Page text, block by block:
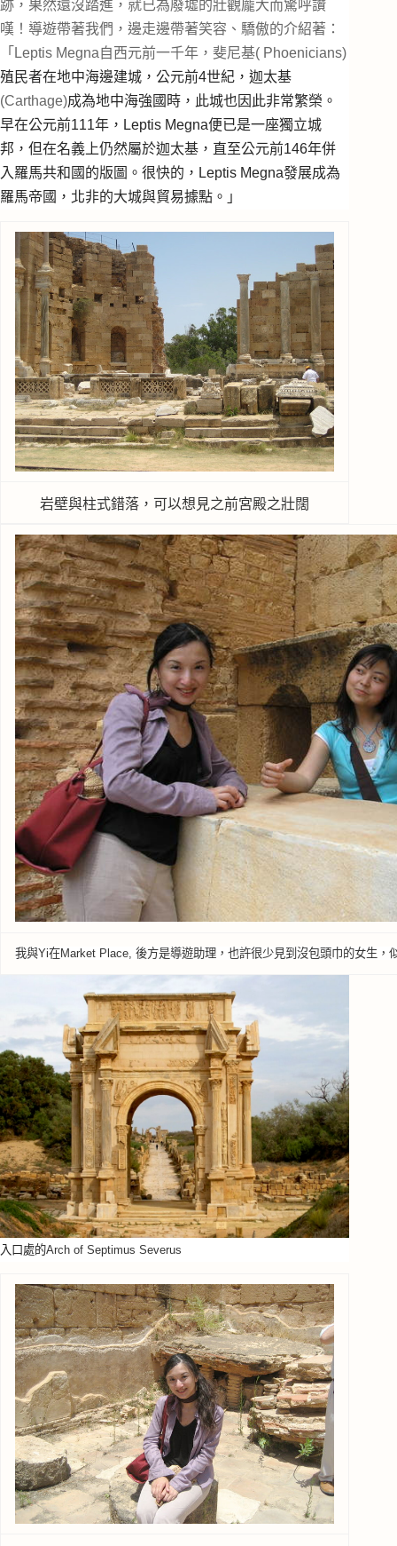
跡，果然還沒踏進，就已為廢墟的壯觀龐大而驚呼讚
嘆！導遊帶著我們，邊走邊帶著笑容、驕傲的介紹著：
「Leptis Megna自西元前一千年，斐尼基( Phoenicians)
殖民者在地中海邊建城， 公元前4世紀，迦太基
(Carthage)成為地中海強國時，此城也因此非常繁榮。
早在公元前111年，Leptis Megna便已是一座獨立城
邦，但在名義上仍然屬於迦太基，直至公元前146年併
入羅馬共和國的版圖。 很快的，Leptis Megna發展成為
羅馬帝國，北非的大城與貿易據點。 」
岩壁與柱式錯落，可以想見之前宮殿之壯闊
我與Yi在Market Place, 後方是導遊助理，也許很少見到沒包頭巾的女生
入口處的Arch of Septimus Severus